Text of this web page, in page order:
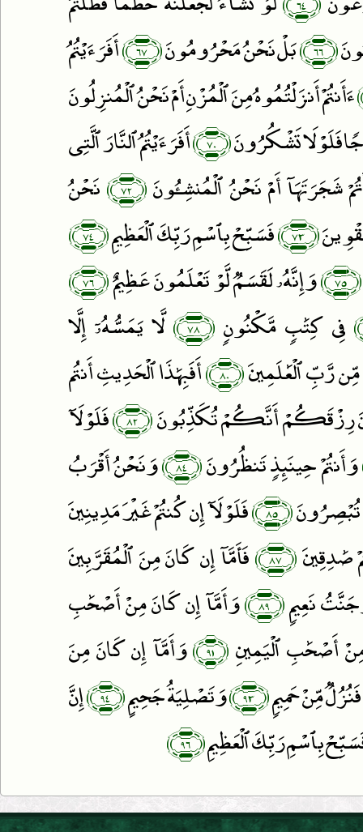
﴿٦٦﴾ بَلْ نَحْنُ مَحْرُومُونَ﴿٦٧﴾
أَفَرَءَيْتُمُ
ءَأَنتُمْ أَنزَلْتُمُوهُ مِنَ ٱلْمُزْنِ أَمْ نَحْنُ ٱلْمُنزِلُونَ
فَلَوْلَا تَشْكُرُونَ﴿٧٠﴾
أَفَرَءَيْتُمُ ٱلنَّارَ ٱلَّتِى
شَجَرَتَهَآ أَمْ نَحْنُ ٱلْمُنشِـُٔونَ﴿٧٢﴾
نَحْنُ
﴿٧٣﴾ فَسَبِّحْ بِٱسْمِ رَبِّكَ ٱلْعَظِيمِ﴿٧٤﴾
﴿٧٥﴾
وَإِنَّهُۥ لَقَسَمٌۭ لَّوْ تَعْلَمُونَ عَظِيمٌ﴿٧٦﴾
فِى كِتَٰبٍۢ مَّكْنُونٍۢ ﴿٧٨﴾
لَّا يَمَسُّهُۥٓ إِلَّا
رَّبِّ ٱلْعَٰلَمِينَ﴿٨٠﴾
أَفَبِهَٰذَا ٱلْحَدِيثِ أَنتُم
رِزْقَكُمْ أَنَّكُمْ تُكَذِّبُونَ﴿٨٢﴾
فَلَوْلَآ
وَأَنتُمْ حِينَئِذٍۢ تَنظُرُونَ﴿٨٤﴾
وَنَحْنُ أَقْرَبُ
﴿٨٥﴾
فَلَوْلَآ إِن كُنتُمْ غَيْرَ مَدِينِينَ
صَٰدِقِينَ﴿٨٧﴾
فَأَمَّآ إِن كَانَ مِنَ ٱلْمُقَرَّبِينَ
نَعِيمٍۢ﴿٨٩﴾
وَأَمَّآ إِن كَانَ مِنْ أَصْحَٰبِ
أَصْحَٰبِ ٱلْيَمِينِ﴿٩١﴾
وَأَمَّآ إِن كَانَ مِنَ
فَنُزُلٌۭ مِّنْ حَمِيمٍۢ﴿٩٣﴾ وَتَصْلِيَةُ جَحِيمٍ﴿٩٤﴾
إِنَّ
بِٱسْمِ رَبِّكَ ٱلْعَظِيمِ﴿٩٦﴾